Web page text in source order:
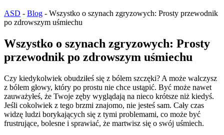
ASD - Blog - Wszystko o szynach zgryzowych: Prosty przewodnik
po zdrowszym uśmiechu
Wszystko o szynach zgryzowych: Prosty
przewodnik po zdrowszym uśmiechu
Czy kiedykolwiek obudziłeś się z bólem szczęki? A może walczysz
z bólem głowy, który po prostu nie chce ustąpić. Być może nawet
zauważyłeś, że Twoje zęby wyglądają na nieco krótsze niż kiedyś.
Jeśli cokolwiek z tego brzmi znajomo, nie jesteś sam. Cały czas
widzę ludzi borykających się z tymi problemami, co może być
frustrujące, bolesne i sprawiać, że martwisz się o swój uśmiech.